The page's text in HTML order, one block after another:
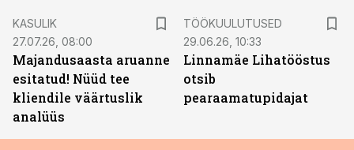
KASULIK
27.07.26, 08:00
Majandusaasta aruanne
esitatud! Nüüd tee
kliendile väärtuslik
analüüs
TÖÖKUULUTUSED
29.06.26, 10:33
Linnamäe Lihatööstus
otsib
pearaamatupidajat